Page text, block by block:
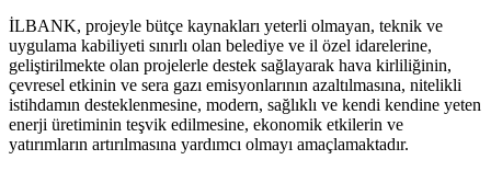
İLBANK, projeyle bütçe kaynakları yeterli olmayan, teknik ve
uygulama kabiliyeti sınırlı olan belediye ve il özel idarelerine,
geliştirilmekte olan projelerle destek sağlayarak hava kirliliğinin,
çevresel etkinin ve sera gazı emisyonlarının azaltılmasına, nitelikli
istihdamın desteklenmesine, modern, sağlıklı ve kendi kendine yeten
enerji üretiminin teşvik edilmesine, ekonomik etkilerin ve
yatırımların artırılmasına yardımcı olmayı amaçlamaktadır.